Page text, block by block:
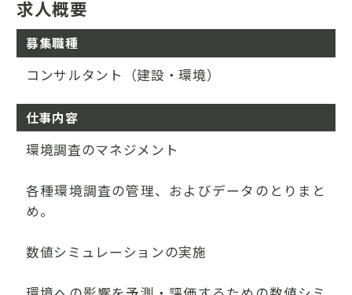
求人概要
募集職種
コンサルタント（建設・環境）
仕事内容
環境調査のマネジメント
各種環境調査の管理、およびデータのとりまと
め。
数値シミュレーションの実施